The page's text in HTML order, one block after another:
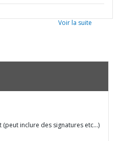
Voir la suite
inclure des signatures etc…)